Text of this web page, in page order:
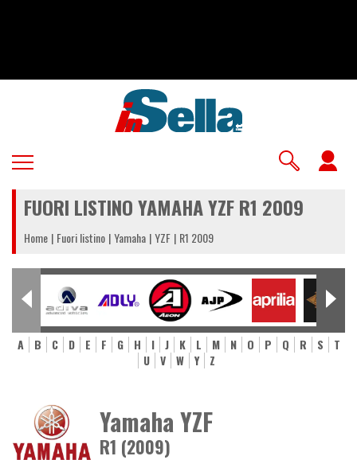
FUORI LISTINO YAMAHA YZF R1 2009
Home Fuori listino Yamaha YZF R1 2009
A B C D E F G H I J K L M N O P Q R S
T
U
V W Y Z
Yamaha YZF
R1 (2009)